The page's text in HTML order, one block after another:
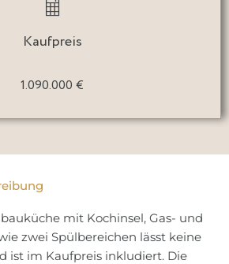
Kaufpreis
1.090.000 €
mit Kochinsel, Gas- und
zwei Spülbereichen lässt keine
ist im Kaufpreis inkludiert. Die